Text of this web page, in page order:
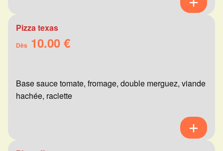
Pizza texas
Dès 10.00 €
Base sauce tomate, fromage, double merguez, viande
hachée, raclette